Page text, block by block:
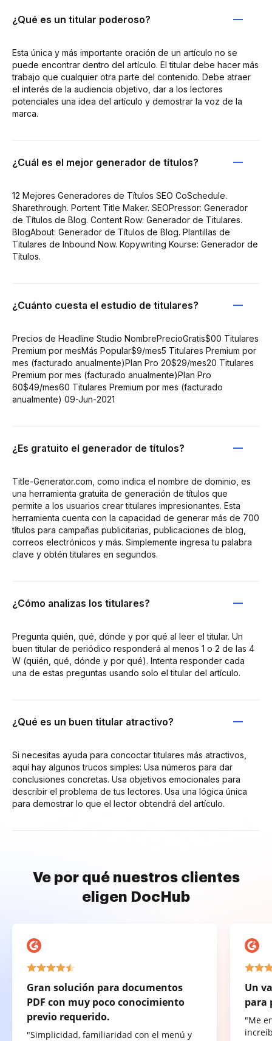
¿Qué es un titular poderoso?
Esta única y más importante oración de un artículo no se
puede encontrar dentro del artículo. El titular debe hacer más
trabajo que cualquier otra parte del contenido. Debe atraer
el interés de la audiencia objetivo, dar a los lectores
potenciales una idea del artículo y demostrar la voz de la
marca.
¿Cuál es el mejor generador de títulos?
12 Mejores Generadores de Títulos SEO CoSchedule.
Sharethrough. Portent Title Maker. SEOPressor: Generador
de Títulos de Blog. Content Row: Generador de Titulares.
BlogAbout: Generador de Títulos de Blog. Plantillas de
Titulares de Inbound Now. Kopywriting Kourse: Generador de
Títulos.
¿Cuánto cuesta el estudio de titulares?
Precios de Headline Studio NombrePrecioGratis$00 Titulares
Premium por mesMás Popular$9/mes5 Titulares Premium por
mes (facturado anualmente)Plan Pro 20$29/mes20 Titulares
Premium por mes (facturado anualmente)Plan Pro
60$49/mes60 Titulares Premium por mes (facturado
anualmente) 09-Jun-2021
¿Es gratuito el generador de títulos?
Title-Generator.com, como indica el nombre de dominio, es
una herramienta gratuita de generación de títulos que
permite a los usuarios crear titulares impresionantes. Esta
herramienta cuenta con la capacidad de generar más de 700
títulos para campañas publicitarias, publicaciones de blog,
correos electrónicos y más. Simplemente ingresa tu palabra
clave y obtén titulares en segundos.
¿Cómo analizas los titulares?
Pregunta quién, qué, dónde y por qué al leer el titular. Un
buen titular de periódico responderá al menos 1 o 2 de las 4
W (quién, qué, dónde y por qué). Intenta responder cada
una de estas preguntas usando solo el titular del artículo.
¿Qué es un buen titular atractivo?
Si necesitas ayuda para concoctar titulares más atractivos,
aquí hay algunos trucos simples: Usa números para dar
conclusiones concretas. Usa objetivos emocionales para
describir el problema de tus lectores. Usa una lógica única
para demostrar lo que el lector obtendrá del artículo.
Ve por qué nuestros clientes
eligen DocHub
Gran solución para documentos
PDF con muy poco conocimiento
previo requerido.
"Simplicidad, familiaridad con el menú y
Un
para
"Me